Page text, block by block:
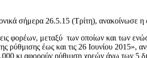
σήμερα 26.5.15 (Τρίτη), ανακοίνωσε
φορέων, μεταξύ των οποίων και των
έως και τις 26 Ιουνίου 2015»,
κι αφορούν ρύθμιση χρεών άνω των 5